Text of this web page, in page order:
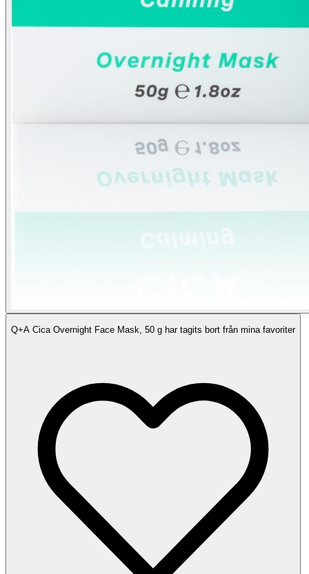
Q+A Cica Overnight Face Mask, 50 g har tagits bort från mina favoriter